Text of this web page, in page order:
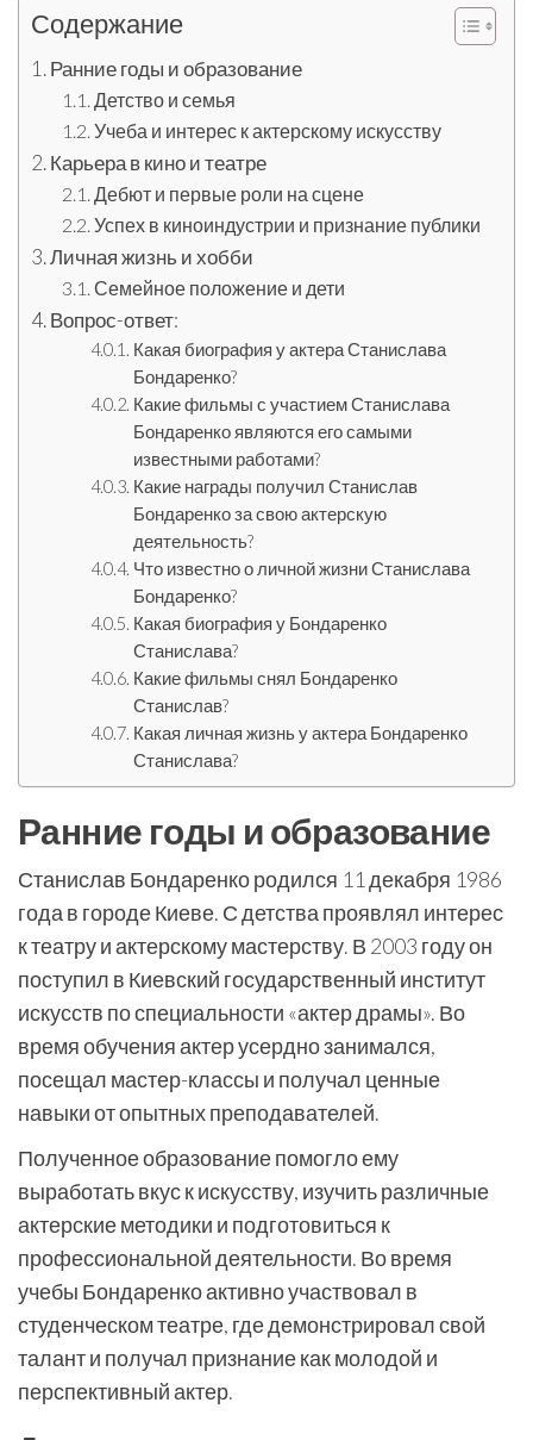
Содержание
Ранние годы и образование
Детство и семья
Учеба и интерес к актерскому искусству
Карьера в кино и театре
Дебют и первые роли на сцене
Успех в киноиндустрии и признание публики
Личная жизнь и хобби
Семейное положение и дети
Вопрос-ответ:
Какая биография у актера Станислава
Бондаренко?
Какие фильмы с участием Станислава
Бондаренко являются его самыми
известными работами?
Какие награды получил Станислав
Бондаренко за свою актерскую
деятельность?
Что известно о личной жизни Станислава
Бондаренко?
Какая биография у Бондаренко
Станислава?
Какие фильмы снял Бондаренко
Станислав?
Какая личная жизнь у актера Бондаренко
Станислава?
Ранние годы и образование
Станислав Бондаренко родился 11 декабря 1986
года в городе Киеве. С детства проявлял интерес
к театру и актерскому мастерству. В 2003 году он
поступил в Киевский государственный институт
искусств по специальности «актер драмы». Во
время обучения актер усердно занимался,
посещал мастер-классы и получал ценные
навыки от опытных преподавателей.
Полученное образование помогло ему
выработать вкус к искусству, изучить различные
актерские методики и подготовиться к
профессиональной деятельности. Во время
учебы Бондаренко активно участвовал в
студенческом театре, где демонстрировал свой
талант и получал признание как молодой и
перспективный актер.